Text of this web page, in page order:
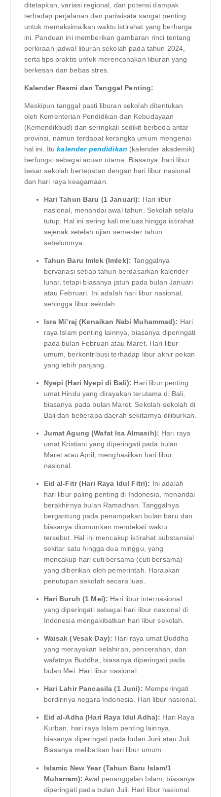
ditetapkan, variasi regional, dan potensi dampak
terhadap perjalanan dan pariwisata sangat penting
untuk memaksimalkan waktu istirahat yang berharga
ini. Panduan ini memberikan gambaran rinci tentang
perkiraan jadwal liburan sekolah pada tahun 2024,
serta tips praktis untuk merencanakan liburan yang
berkesan dan bebas stres.
Kalender Resmi dan Tanggal Penting:
Meskipun tanggal pasti liburan sekolah ditentukan
oleh Kementerian Pendidikan dan Kebudayaan
(Kemendikbud) dan seringkali sedikit berbeda antar
provinsi, namun terdapat kerangka umum mengenai
hal ini. Itukalender pendidikan (kalender akademik)
berfungsi sebagai acuan utama. Biasanya, hari libur
besar sekolah bertepatan dengan hari libur nasional
dan hari raya keagamaan.
Hari Tahun Baru (1 Januari): Hari libur
nasional, menandai awal tahun. Sekolah selalu
tutup. Hal ini sering kali meluas hingga istirahat
sejenak setelah ujian semester tahun
sebelumnya.
Tahun Baru Imlek (Imlek): Tanggalnya
bervariasi setiap tahun berdasarkan kalender
lunar, tetapi biasanya jatuh pada bulan Januari
atau Februari. Ini adalah hari libur nasional,
sehingga libur sekolah.
Isra Mi’raj (Kenaikan Nabi Muhammad): Hari
raya Islam penting lainnya, biasanya diperingati
pada bulan Februari atau Maret. Hari libur
umum, berkontribusi terhadap libur akhir pekan
yang lebih panjang.
Nyepi (Hari Nyepi di Bali): Hari libur penting
umat Hindu yang dirayakan terutama di Bali,
biasanya pada bulan Maret. Sekolah-sekolah di
Bali dan beberapa daerah sekitarnya diliburkan.
Jumat Agung (Wafat Isa Almasih): Hari raya
umat Kristiani yang diperingati pada bulan
Maret atau April, menghasilkan hari libur
nasional.
Eid al-Fitr (Hari Raya Idul Fitri): Ini adalah
hari libur paling penting di Indonesia, menandai
berakhirnya bulan Ramadhan. Tanggalnya
bergantung pada penampakan bulan baru dan
biasanya diumumkan mendekati waktu
tersebut. Hal ini mencakup istirahat substansial
sekitar satu hingga dua minggu, yang
mencakup hari cuti bersama (cuti bersama)
yang diberikan oleh pemerintah. Harapkan
penutupan sekolah secara luas.
Hari Buruh (1 Mei): Hari libur internasional
yang diperingati sebagai hari libur nasional di
Indonesia mengakibatkan hari libur sekolah.
Waisak (Vesak Day): Hari raya umat Buddha
yang merayakan kelahiran, pencerahan, dan
wafatnya Buddha, biasanya diperingati pada
bulan Mei. Hari libur nasional.
Hari Lahir Pancasila (1 Juni): Memperingati
berdirinya negara Indonesia. Hari libur nasional.
Eid al-Adha (Hari Raya Idul Adha): Hari Raya
Kurban, hari raya Islam penting lainnya,
biasanya diperingati pada bulan Juni atau Juli.
Biasanya melibatkan hari libur umum.
Islamic New Year (Tahun Baru Islam/1
Muharram): Awal penanggalan Islam, biasanya
diperingati pada bulan Juli. Hari libur nasional.